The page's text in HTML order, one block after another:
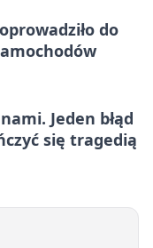
do
Jeden błąd
się tragedią